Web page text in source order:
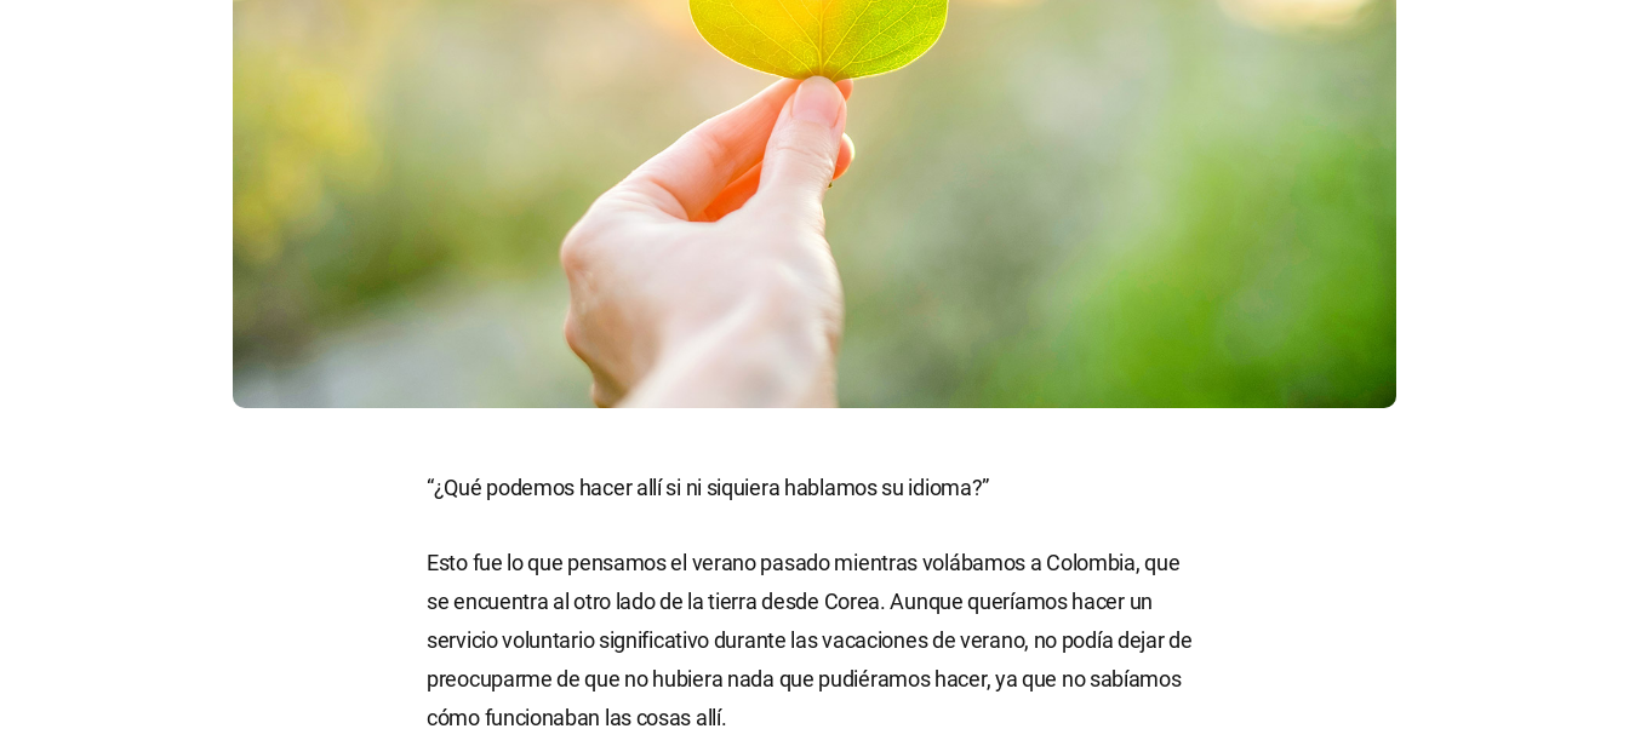
“¿Qué podemos hacer allí si ni siquiera hablamos su idioma?”
Esto fue lo que pensamos el verano pasado mientras volábamos a Colombia, que
se encuentra al otro lado de la tierra desde Corea. Aunque queríamos hacer un
servicio voluntario significativo durante las vacaciones de verano, no podía dejar de
preocuparme de que no hubiera nada que pudiéramos hacer, ya que no sabíamos
cómo funcionaban las cosas allí.